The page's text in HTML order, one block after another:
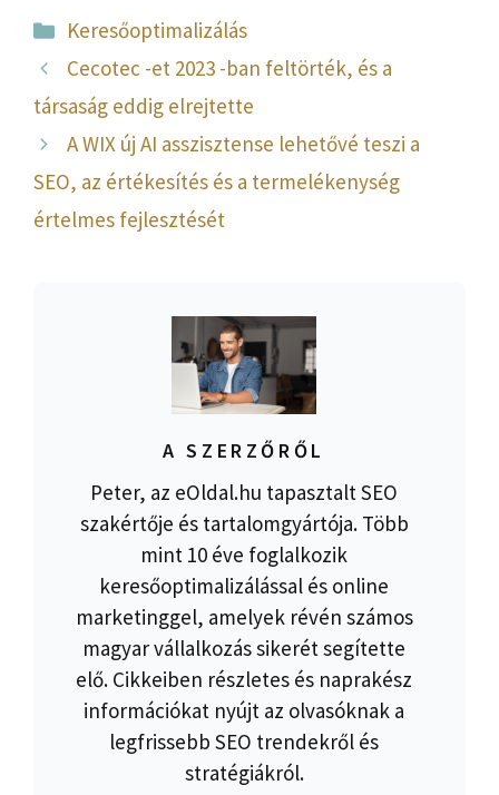
Kategória
Keresőoptimalizálás
Cecotec -et 2023 -ban feltörték, és a
társaság eddig elrejtette
A WIX új AI asszisztense lehetővé teszi a
SEO, az értékesítés és a termelékenység
értelmes fejlesztését
A SZERZŐRŐL
Peter, az eOldal.hu tapasztalt SEO
szakértője és tartalomgyártója. Több
mint 10 éve foglalkozik
keresőoptimalizálással és online
marketinggel, amelyek révén számos
magyar vállalkozás sikerét segítette
elő. Cikkeiben részletes és naprakész
információkat nyújt az olvasóknak a
legfrissebb SEO trendekről és
stratégiákról.